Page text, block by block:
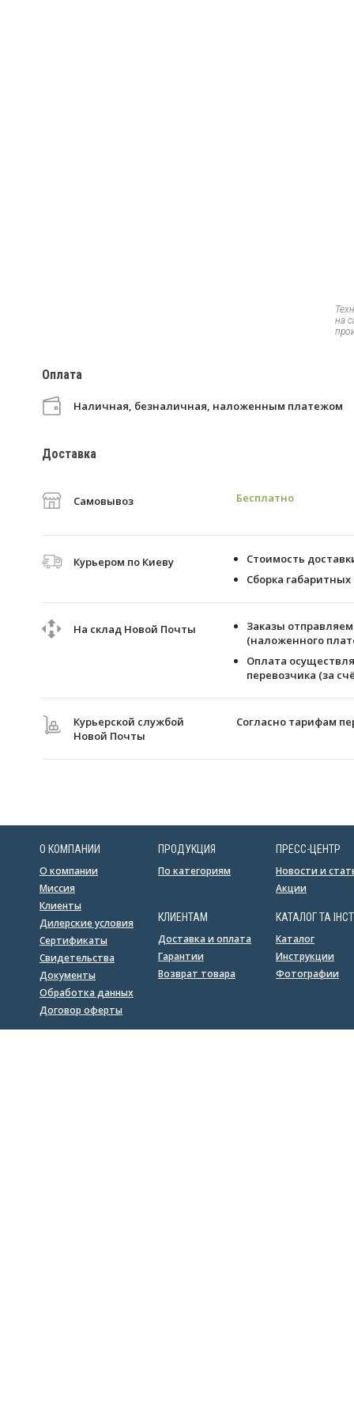
на
Оплата
Наличная, безналичная, наложенным платежом
Доставка
Самовывоз Бесплатно
Курьером по Киеву
Стоимость
Сборка
На склад Новой Почты
Заказы
(наложенного
Оплата
перевозчика (за
Курьерской службой
Новой Почты
Согласно тарифам
О КОМПАНИИ
О компании
Миссия
Клиенты
Дилерские условия
Сертификаты
Свидетельства
Документы
Обработка данных
Договор оферты
ПРОДУКЦИЯ
По категориям
КЛИЕНТАМ
Доставка и оплата
Гарантии
Возврат товара
ПРЕСС-ЦЕНТР
Новости и
Акции
КАТАЛОГ ТА
Каталог
Инструкции
Фотографии